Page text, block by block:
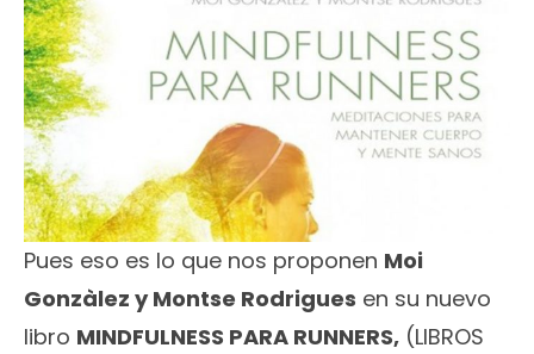
Pues eso es lo que nos proponen Moi
Gonzàlez y Montse Rodrigues en su nuevo
libro MINDFULNESS PARA RUNNERS, (LIBROS